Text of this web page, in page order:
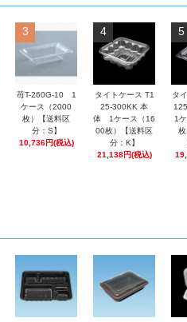
3
苺T-260G-10 1
ケース（2000
枚）【送料区
分：S】
10,736円(税込)
4
タイトケース T1
25-300KK 本
体 1ケース（16
00枚）【送料区
分：K】
21,138円(税込)
5
タ
1